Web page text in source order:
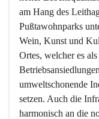
am Hang des
Pußtawohnparks
Wein, Kunst und
Ortes, welcher es
umweltschonende
setzen. Auch die
harmonisch an die